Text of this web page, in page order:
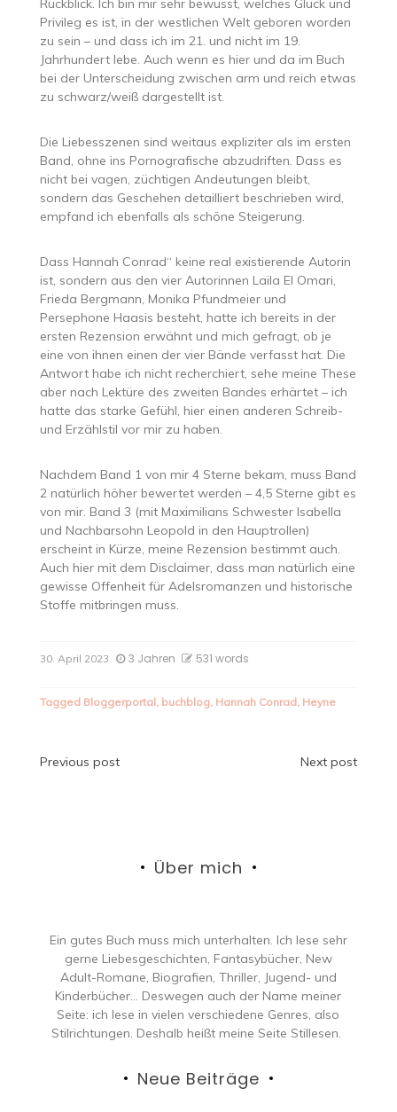
Rückblick. Ich bin mir sehr bewusst, welches Glück und
Privileg es ist, in der westlichen Welt geboren worden
zu sein – und dass ich im 21. und nicht im 19.
Jahrhundert lebe. Auch wenn es hier und da im Buch
bei der Unterscheidung zwischen arm und reich etwas
zu schwarz/weiß dargestellt ist.
Die Liebesszenen sind weitaus expliziter als im ersten
Band, ohne ins Pornografische abzudriften. Dass es
nicht bei vagen, züchtigen Andeutungen bleibt,
sondern das Geschehen detailliert beschrieben wird,
empfand ich ebenfalls als schöne Steigerung.
Dass Hannah Conrad“ keine real existierende Autorin
ist, sondern aus den vier Autorinnen Laila El Omari,
Frieda Bergmann, Monika Pfundmeier und
Persephone Haasis besteht, hatte ich bereits in der
ersten Rezension erwähnt und mich gefragt, ob je
eine von ihnen einen der vier Bände verfasst hat. Die
Antwort habe ich nicht recherchiert, sehe meine These
aber nach Lektüre des zweiten Bandes erhärtet – ich
hatte das starke Gefühl, hier einen anderen Schreib-
und Erzählstil vor mir zu haben.
Nachdem Band 1 von mir 4 Sterne bekam, muss Band
2 natürlich höher bewertet werden – 4,5 Sterne gibt es
von mir. Band 3 (mit Maximilians Schwester Isabella
und Nachbarsohn Leopold in den Hauptrollen)
erscheint in Kürze, meine Rezension bestimmt auch.
Auch hier mit dem Disclaimer, dass man natürlich eine
gewisse Offenheit für Adelsromanzen und historische
Stoffe mitbringen muss.
30. April 2023 3 Jahren 531 words
Tagged Bloggerportal, buchblog, Hannah Conrad, Heyne
Beitragsnavigation
Previous post Next post
Über mich
Ein gutes Buch muss mich unterhalten. Ich lese sehr
gerne Liebesgeschichten, Fantasybücher, New
Adult-Romane, Biografien, Thriller, Jugend- und
Kinderbücher… Deswegen auch der Name meiner
Seite: ich lese in vielen verschiedene Genres, also
Stilrichtungen. Deshalb heißt meine Seite Stillesen.
Neue Beiträge